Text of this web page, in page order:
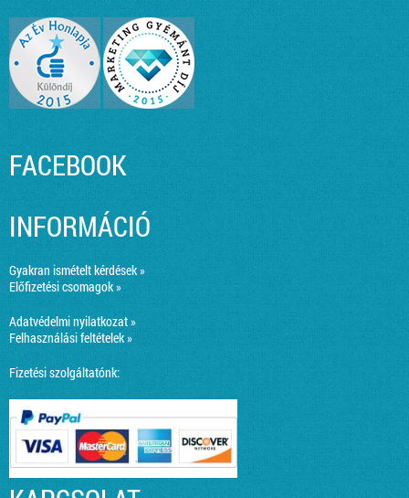
FACEBOOK
INFORMÁCIÓ
Gyakran ismételt kérdések »
Előfizetési csomagok »
Adatvédelmi nyilatkozat »
Felhasználási feltételek »
Fizetési szolgáltatónk: